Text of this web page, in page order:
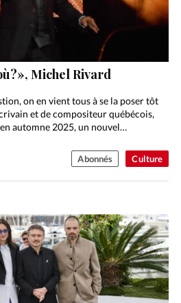
Culture
Michel Rivard
on en vient tous à se la poser tôt
et de compositeur québécois,
automne 2025, un nouvel…
Abonnés